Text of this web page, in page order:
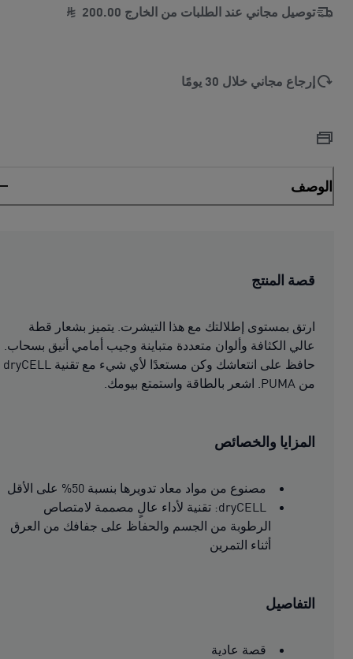
توصيل مجاني عند الطلبات من الخارج 200.00
إرجاع مجاني خلال 30 يومًا
الوصف
قصة المنتج
ارتق بمستوى إطلالتك مع هذا التيشرت. يتميز بشعار قطة
عالي الكثافة وألوان متعددة متباينة وجيب أمامي أنيق بسحاب.
حافظ على انتعاشك وكن مستعدًا لأي شيء مع تقنية dryCELL
من PUMA. اشعر بالطاقة واستمتع بيومك.
المزايا والخصائص
مصنوع من مواد معاد تدويرها بنسبة 50% على الأقل
dryCELL: تقنية لأداء عالٍ مصممة لامتصاص
الرطوبة من الجسم والحفاظ على جفافك من العرق
أثناء التمرين
التفاصيل
قصة عادية